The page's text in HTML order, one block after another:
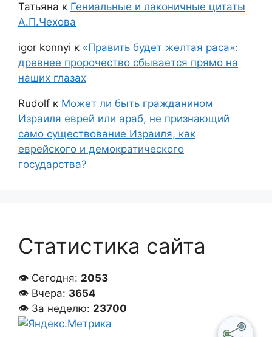
Татьяна к Гениальные и лаконичные цитаты
А.П.Чехова
igor konnyi к «Править будет желтая раса»:
древнее пророчество сбывается прямо на
наших глазах
Rudolf к Может ли быть гражданином
Израиля еврей или араб, не признающий
само существование Израиля, как
еврейского и демократического
государства?
Статистика сайта
👁 Сегодня: 2053
👁 Вчера: 3654
👁 За неделю: 23700